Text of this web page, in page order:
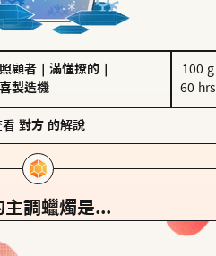
顧者 滿懂撩的
製造機
100 g
60 hrs
看 對方 的解說
主調蠟燭是...